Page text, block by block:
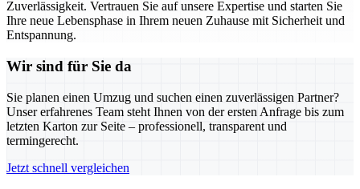
Zuverlässigkeit. Vertrauen Sie auf unsere Expertise und starten Sie
Ihre neue Lebensphase in Ihrem neuen Zuhause mit Sicherheit und
Entspannung.
Wir sind für Sie da
Sie planen einen Umzug und suchen einen zuverlässigen Partner?
Unser erfahrenes Team steht Ihnen von der ersten Anfrage bis zum
letzten Karton zur Seite – professionell, transparent und
termingerecht.
Jetzt schnell vergleichen